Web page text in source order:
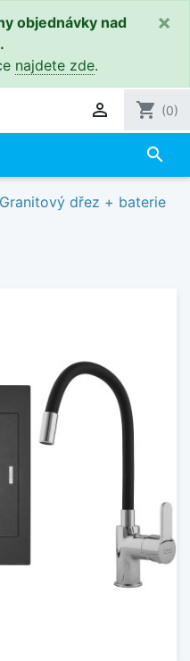
objednávky nad
najdete zde.
×
 shopping_cart (0)
search
Granitový dřez + baterie